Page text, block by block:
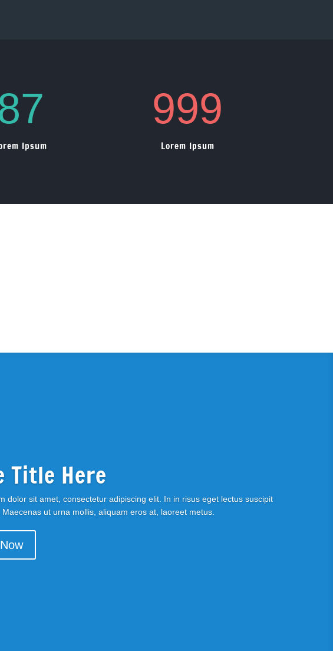
Ipsum
999
Lorem Ipsum
Title Here
dolor sit amet, consectetur adipiscing elit. In in risus eget lectus suscipit
Maecenas ut urna mollis, aliquam eros at, laoreet metus.